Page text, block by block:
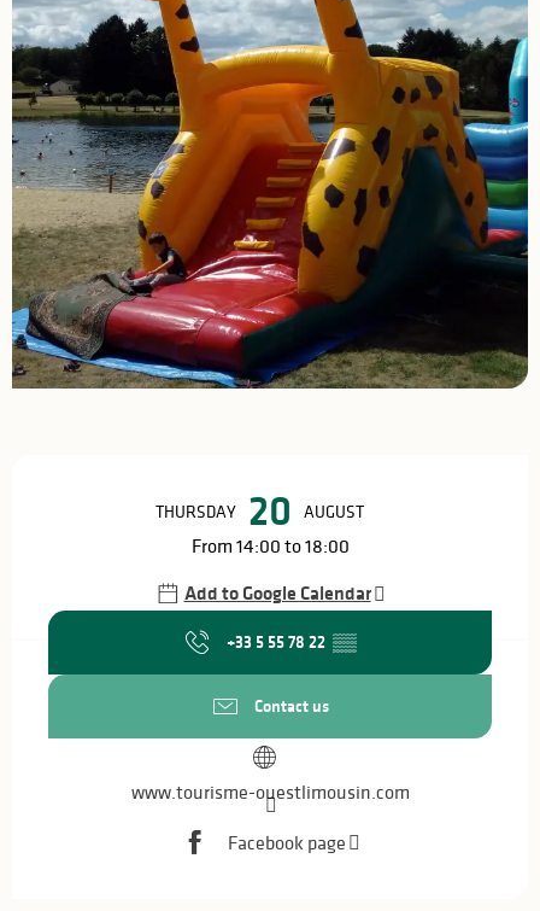
THURSDAY 20 AUGUST
From 14:00 to 18:00
Add to Google Calendar
+33 5 55 78 22 ▒▒
Contact us
www.tourisme-ouestlimousin.com
Facebook page